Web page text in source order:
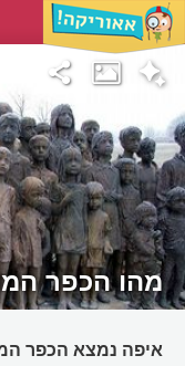
מהו הכפר
איפה נמצא הכפר